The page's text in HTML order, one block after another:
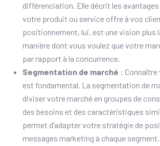
différenciation. Elle décrit les
votre produit ou service offre à vos
positionnement, lui, est une vision plus
manière dont vous voulez que votre
par rapport à la concurrence.
Segmentation de marché :
est fondamental. La segmentation de
diviser votre marché en groupes de
des besoins et des caractéristiques
permet d’adapter votre stratégie de
messages marketing à chaque segment.